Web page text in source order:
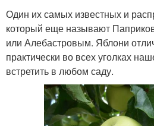
Один их самых известных и
который еще называют
или Алебастровым. Яблони
практически во всех уголках
встретить в любом саду.